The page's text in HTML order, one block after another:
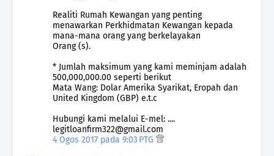
Realiti Rumah Kewangan yang penting
menawarkan Perkhidmatan Kewangan kepada
mana-mana orang yang berkelayakan
Orang (s).
* Jumlah maksimum yang kami meminjam adalah
500,000,000.00 seperti berikut
Mata Wang: Dolar Amerika Syarikat, Eropah dan
United Kingdom (GBP) e.t.c
Hubungi kami melalui E-mel: ....
legitloanfirm322@gmail.com
4 Ogos 2017 pada 9:03 PTG